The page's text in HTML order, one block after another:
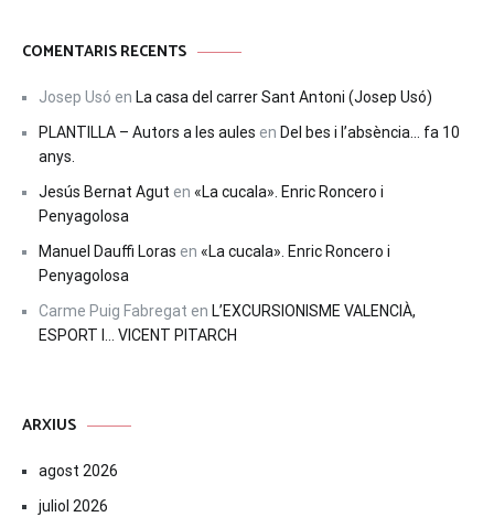
COMENTARIS RECENTS
Josep Usó en La casa del carrer Sant Antoni (Josep Usó)
PLANTILLA – Autors a les aules en Del bes i l’absència… fa 10
anys.
Jesús Bernat Agut en «La cucala». Enric Roncero i
Penyagolosa
Manuel Dauffi Loras en «La cucala». Enric Roncero i
Penyagolosa
Carme Puig Fabregat en L’EXCURSIONISME VALENCIÀ,
ESPORT I… VICENT PITARCH
ARXIUS
agost 2026
juliol 2026